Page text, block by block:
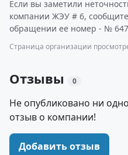
Если вы заметили
компании ЖЭУ # 6,
обращении ее номер - №
Страница организации
Отзывы 0
Не опубликовано ни
отзыв о компании!
Добавить отзыв